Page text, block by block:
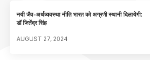
नयी जैव-अर्थव्यवस्था नीति भारत को अग्रणी स्थानी दिलायेगी:
डॉ जितेंद्र सिंह
AUGUST 27, 2024